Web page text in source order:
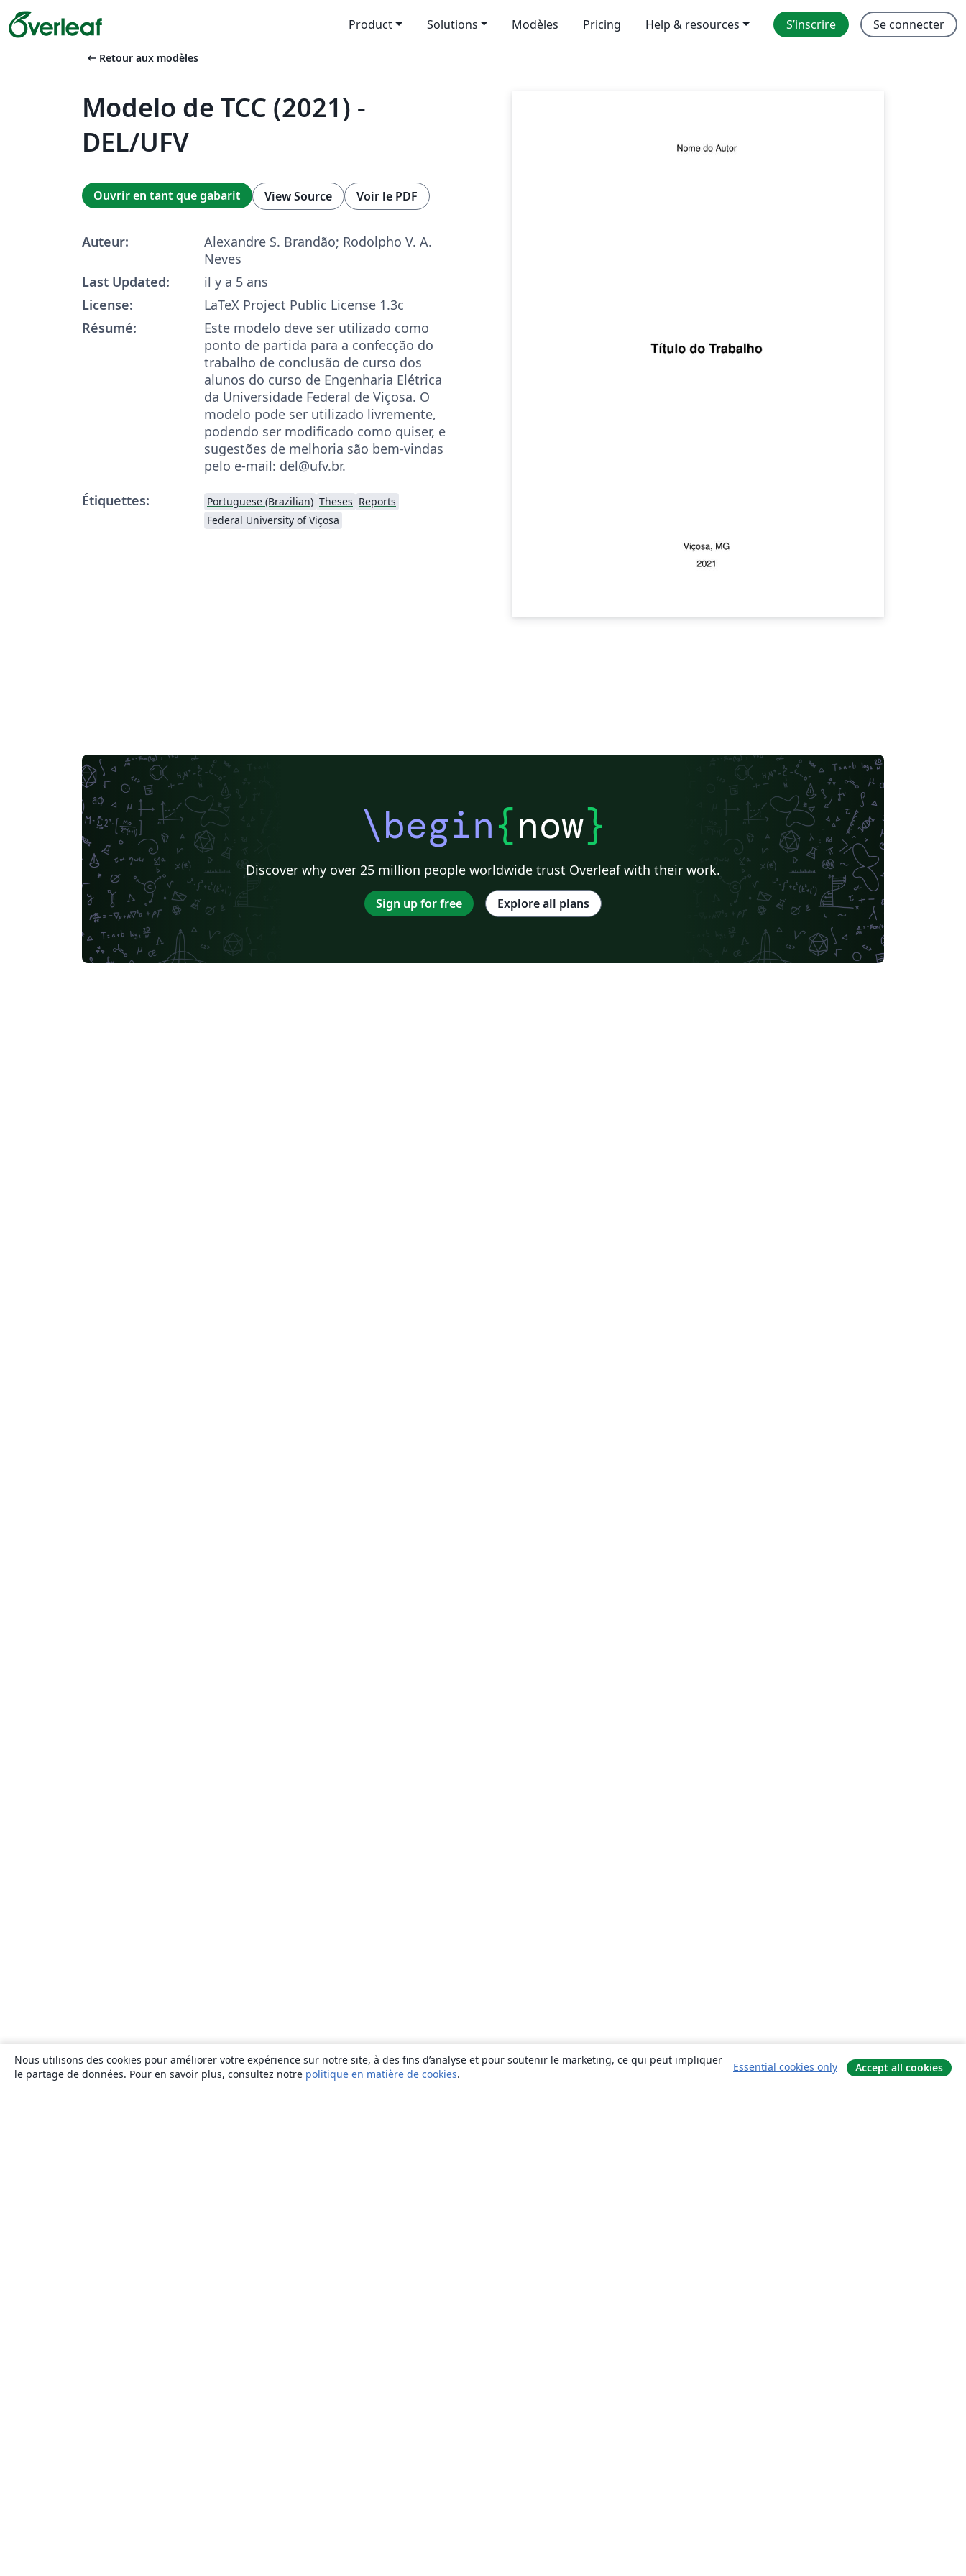
Product Solutions Modèles Pricing Help & resources S’inscrire Se connecter
arrow_left_alt Retour aux modèles
Modelo de TCC (2021) -
DEL/UFV
Ouvrir en tant que gabarit View Source Voir le PDF
Auteur:
Alexandre S. Brandão; Rodolpho V. A.
Neves
Last Updated:
il y a 5 ans
License:
LaTeX Project Public License 1.3c
Résumé:
Este modelo deve ser utilizado como
ponto de partida para a confecção do
trabalho de conclusão de curso dos
alunos do curso de Engenharia Elétrica
da Universidade Federal de Viçosa. O
modelo pode ser utilizado livremente,
podendo ser modificado como quiser, e
sugestões de melhoria são bem-vindas
pelo e-mail: del@ufv.br.
Étiquettes:
Portuguese (Brazilian) Theses Reports
Federal University of Viçosa
\begin{now}
Discover why over 25 million people worldwide trust Overleaf with their work.
Sign up for free Explore all plans
Nous utilisons des cookies pour améliorer votre expérience sur notre site, à des fins d’analyse et pour soutenir le marketing, ce qui peut impliquer
le partage de données. Pour en savoir plus, consultez notre politique en matière de cookies.
Essential cookies only Accept all cookies